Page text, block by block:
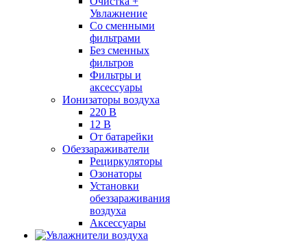
Увлажнение
Cо сменными
фильтрами
Без сменных
фильтров
Фильтры и
аксессуары
Ионизаторы воздуха
220 В
12 В
От батарейки
Обеззараживатели
Рециркуляторы
Озонаторы
Установки
обеззараживания
воздуха
Аксессуары